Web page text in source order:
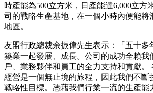
時產能為500立方米，日產能達6,000立方
司的戰略生產基地，在一個小時內便能將
地區。
友盟行政總裁余振偉先生表示：「五十多
築業一起發展、成長。公司的成功全賴我
戶、業務夥伴和員工的全力支持和貢獻。
經營是一個無止境的旅程，因此我們不斷
戰略性目標。憑藉我們行業一流的生產能